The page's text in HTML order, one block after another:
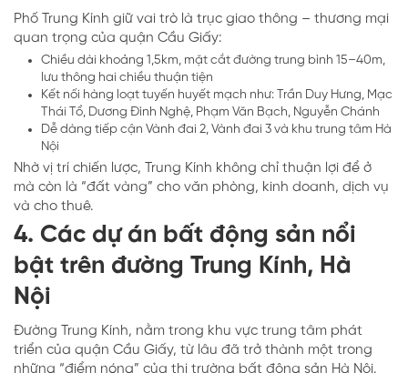
Phố Trung Kính giữ vai trò là trục giao thông – thương mại
quan trọng của quận Cầu Giấy:
Chiều dài khoảng 1,5km, mặt cắt đường trung bình 15–40m,
lưu thông hai chiều thuận tiện
Kết nối hàng loạt tuyến huyết mạch như: Trần Duy Hưng, Mạc
Thái Tổ, Dương Đình Nghệ, Phạm Văn Bạch, Nguyễn Chánh
Dễ dàng tiếp cận Vành đai 2, Vành đai 3 và khu trung tâm Hà
Nội
Nhờ vị trí chiến lược, Trung Kính không chỉ thuận lợi để ở
mà còn là “đất vàng” cho văn phòng, kinh doanh, dịch vụ
và cho thuê.
4. Các dự án bất động sản nổi
bật trên đường Trung Kính, Hà
Nội
Đường Trung Kính, nằm trong khu vực trung tâm phát
triển của quận Cầu Giấy, từ lâu đã trở thành một trong
những “điểm nóng” của thị trường bất động sản Hà Nội.